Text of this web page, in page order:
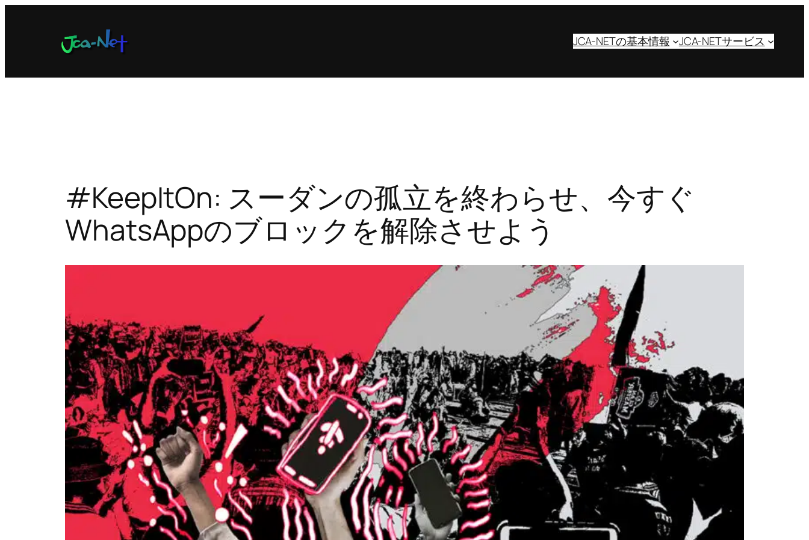
JCA-NETの基本情報 JCA-NETサービス
#KeepItOn: スーダンの孤立を終わらせ、今すぐ
WhatsAppのブロックを解除させよう